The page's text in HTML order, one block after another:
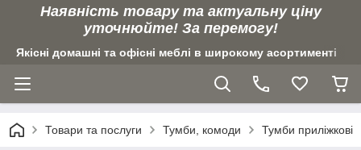
Наявність товару та актуальну ціну
уточнюйте! За перемогу!
Якісні домашні та офісні меблі в широкому асортименті
Товари та послуги Тумби, комоди Тумби приліжкові